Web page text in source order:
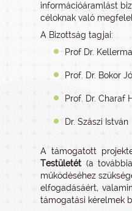
információáramlást
céloknak való
A Bizottság tagjai:
Prof Dr.
Prof. Dr. Bokor
Prof. Dr. Charaf
Dr. Szászi István
A támogatott
Testületét (a
működéséhez
elfogadásáért,
támogatási kérelmek